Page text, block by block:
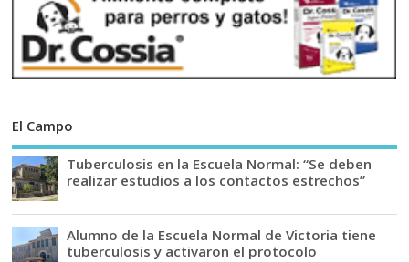
El Campo
Tuberculosis en la Escuela Normal: “Se deben
realizar estudios a los contactos estrechos”
Alumno de la Escuela Normal de Victoria tiene
tuberculosis y activaron el protocolo